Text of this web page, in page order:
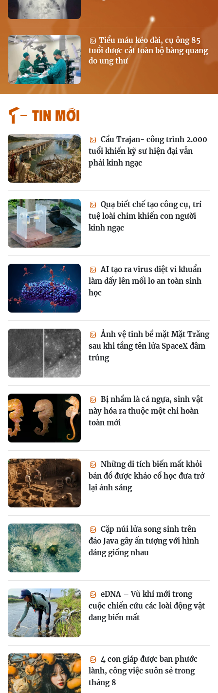
Tiểu máu kéo dài, cụ ông 85
tuổi được cắt toàn bộ bàng quang
do ung thư
Tin mới
Cầu Trajan- công trình 2.000
tuổi khiến kỹ sư hiện đại vẫn
phải kinh ngạc
Quạ biết chế tạo công cụ, trí
tuệ loài chim khiến con người
kinh ngạc
AI tạo ra virus diệt vi khuẩn
làm dấy lên mối lo an toàn sinh
học
Ảnh vệ tinh bề mặt Mặt Trăng
sau khi tầng tên lửa SpaceX đâm
trúng
Bị nhầm là cá ngựa, sinh vật
này hóa ra thuộc một chi hoàn
toàn mới
Những di tích biến mất khỏi
bản đồ được khảo cổ học đưa trở
lại ánh sáng
Cặp núi lửa song sinh trên
đảo Java gây ấn tượng với hình
dáng giống nhau
eDNA – Vũ khí mới trong
cuộc chiến cứu các loài động vật
đang biến mất
4 con giáp được ban phước
lành, công việc suôn sẻ trong
tháng 8